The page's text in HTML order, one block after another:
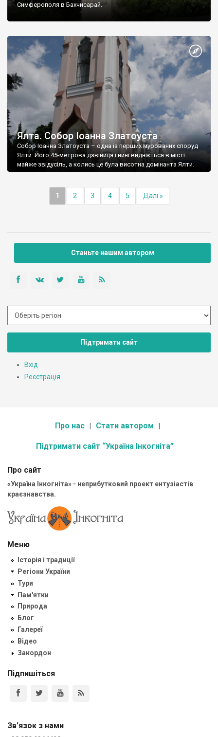
Симферополя в Бахчисарай.
Ялта. Собор Іоанна Златоуста
Собор Іоанна Златоуста – одна із перших мурованих споруд
Ялти. Його 45-метрова дзвіниця і нині видніється в місті
майже звідусіль, а колись це була висотна домінанта Ялти.
1 2 3 4 5 Далі »
Станьте нашим автором
Підтримати сайт
Вхід
Реєстрація
Про нас Стати автором
Підтримати сайт “Україна Інкогніта”
Про сайт
«Україна Інкогніта» - неприбутковий проект ентузіастів
краєзнавства.
Меню
Історія і традиції
Регіони України
Тури
Пам'ятки
Природа
Блог
Галереї
Відео
Закордон
Підпишіться
Зв'язок з нами